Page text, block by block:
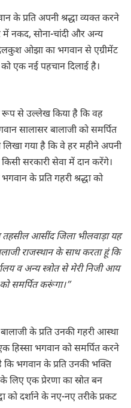
के प्रति अपनी श्रद्धा व्यक्त करने
में नकद, सोना-चांदी और अन्य
ओझा का भगवान से एग्रीमेंट
एक नई पहचान दिलाई है।
रूप से उल्लेख किया है कि वह
सालासर बालाजी को समर्पित
लिखा गया है कि वे हर महीने अपनी
सरकारी सेवा में दान करेंगे।
के प्रति गहरी श्रद्धा को
आसींद जिला भीलवाड़ा यह
राजस्थान के साथ करता हूं कि
व अन्य स्त्रोत से मेरी निजी आय
समर्पित करूंगा।”
के प्रति उनकी गहरी आस्था
हिस्सा भगवान को समर्पित करने
कि भगवान के प्रति उनकी भक्ति
लिए एक प्रेरणा का स्रोत बन
को दर्शाने के नए-नए तरीके प्रकट